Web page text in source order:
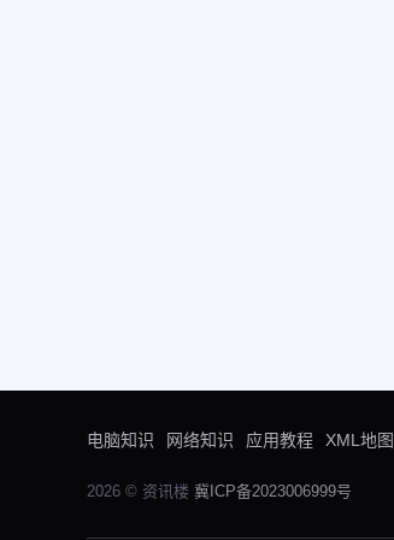
电脑知识 网络知识 应用教程 XML地图
2026 © 资讯楼 冀ICP备2023006999号